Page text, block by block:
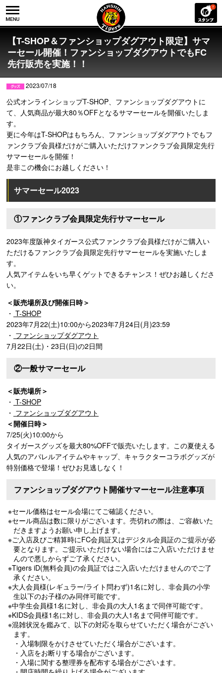
【T-SHOP＆ファンショップダグアウト限定】サマ
ーセール開催！ファンショップダグアウトでもFC
先行販売を実施！！
2023/07/18
公式オンラインショップT-SHOP、ファンショップダグアウトに
て、人気商品が最大80％OFFとなるサマーセールを開催いたしま
す。
更に今年はT-SHOPはもちろん、ファンショップダグアウトでもフ
ァンクラブ会員様だけがご購入いただけファンクラブ会員限定先行
サマーセールを開催！
是非この機会にお越しください！
サマーセール2023
①ファンクラブ会員限定先行サマーセール
2023年度阪神タイガース公式ファンクラブ会員様だけがご購入い
ただけるファンクラブ会員限定先行サマーセールを実施いたしま
す。
人気アイテムをいち早くゲットできるチャンス！ぜひお越しくださ
い。
＜販売場所及び開催日時＞
・ T-SHOP
2023年7月22(土)10:00から2023年7月24日(月)23:59
・ ファンショップダグアウト
7月22日(土)・23日(日)の2日間
②一般サマーセール
＜販売場所＞
・ T-SHOP
・ ファンショップダグアウト
＜開催日時＞
7/25(火)10:00から
タイガースグッズを最大80%OFFで販売いたします。この夏使える
人気のアパレルアイテムやキャップ、キャラクターコラボグッズが
特別価格で登場！ぜひお見逃しなく！
ファンショップダグアウト開催サマーセール注意事項
※セール価格はセール会場にてご確認ください。
※セール商品は数に限りがございます。売切れの際は、ご容赦いた
だきますようお願い申し上げます。
※ご入店及びご精算時にFC会員証又はデジタル会員証のご提示が必
要となります。ご提示いただけない場合にはご入店いただけませ
んので悪しからずご了承ください。
※Tigers iD(無料会員)の会員証ではご入店いただけませんのでご了
承ください。
※大人会員様(レギュラー/ライト問わず)1名に対し、非会員の小学
生以下のお子様のみ同伴可能です。
※中学生会員様1名に対し、非会員の大人1名まで同伴可能です。
※KIDS会員様1名に対し、非会員の大人1名まで同伴可能です。
※混雑状況を鑑みて、以下の対応を取らせていただく場合がござい
ます。
・入場制限をかけさせていただく場合がございます。
・入店をお断りする場合がございます。
・入場に関する整理券を配布する場合がございます。